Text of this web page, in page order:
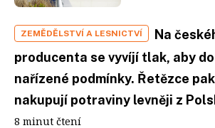
ZEMĚDĚLSTVÍ A LESNICTVÍ
Na
producenta se vyvíjí tlak, aby
nařízené podmínky. Řetězce
nakupují potraviny levněji z
8 minut čtení